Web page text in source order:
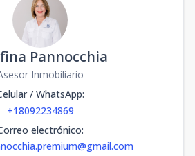
Pannocchia
Inmobiliario
/ WhatsApp:
+18092234869
electrónico: